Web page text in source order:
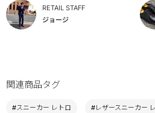
RETAIL STAFF
ジョージ
関連商品タグ
#スニーカー レトロ #レザースニーカー